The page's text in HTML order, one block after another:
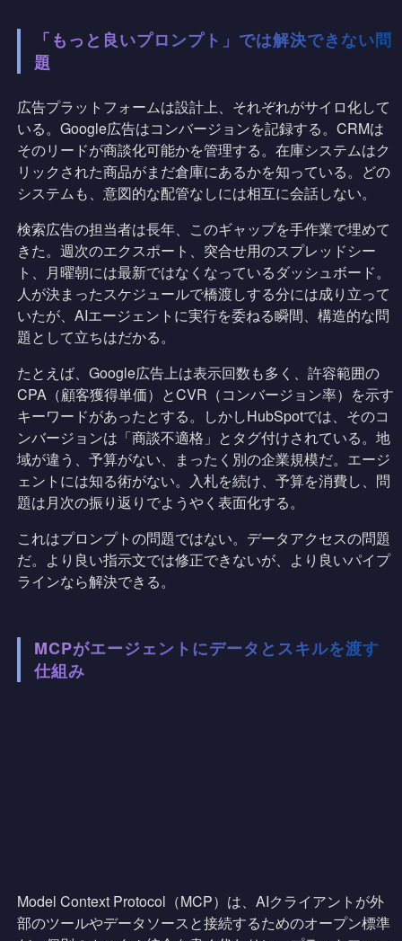
「もっと良いプロンプト」では解決できない問
題
広告プラットフォームは設計上、それぞれがサイロ化して
いる。Google広告はコンバージョンを記録する。CRMは
そのリードが商談化可能かを管理する。在庫システムはク
リックされた商品がまだ倉庫にあるかを知っている。どの
システムも、意図的な配管なしには相互に会話しない。
検索広告の担当者は長年、このギャップを手作業で埋めて
きた。週次のエクスポート、突合せ用のスプレッドシー
ト、月曜朝には最新ではなくなっているダッシュボード。
人が決まったスケジュールで橋渡しする分には成り立って
いたが、AIエージェントに実行を委ねる瞬間、構造的な問
題として立ちはだかる。
たとえば、Google広告上は表示回数も多く、許容範囲の
CPA（顧客獲得単価）とCVR（コンバージョン率）を示す
キーワードがあったとする。しかしHubSpotでは、そのコ
ンバージョンは「商談不適格」とタグ付けされている。地
域が違う、予算がない、まったく別の企業規模だ。エージ
ェントには知る術がない。入札を続け、予算を消費し、問
題は月次の振り返りでようやく表面化する。
これはプロンプトの問題ではない。データアクセスの問題
だ。より良い指示文では修正できないが、より良いパイプ
ラインなら解決できる。
MCPがエージェントにデータとスキルを渡す
仕組み
Model Context Protocol（MCP）は、AIクライアントが外
部のツールやデータソースと接続するためのオープン標準